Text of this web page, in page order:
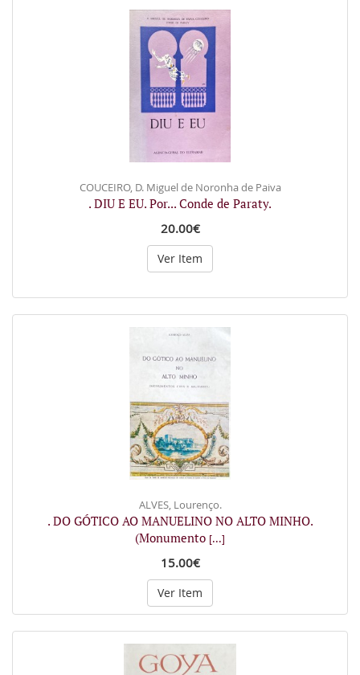
COUCEIRO, D. Miguel de Noronha de Paiva
. DIU E EU. Por... Conde de Paraty.
20.00€
Ver Item
ALVES, Lourenço.
. DO GÓTICO AO MANUELINO NO ALTO MINHO.
(Monumento [...]
15.00€
Ver Item